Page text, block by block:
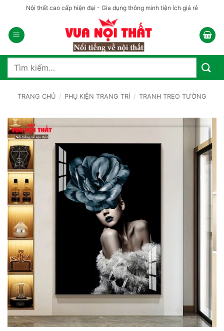
nội
dung
Nội thất cao cấp hiện đại - Gia dụng thông minh tiện ích giá rẻ
Tìm
TRANG CHỦ / PHỤ KIỆN TRANG TRÍ / TRANH TREO TƯỜNG